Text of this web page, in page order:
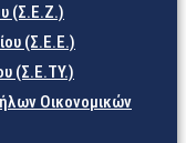
(Σ.Ε.Ζ.)
(Σ.Ε.Ε.)
(Σ.Ε.TY.)
Οικονομικών